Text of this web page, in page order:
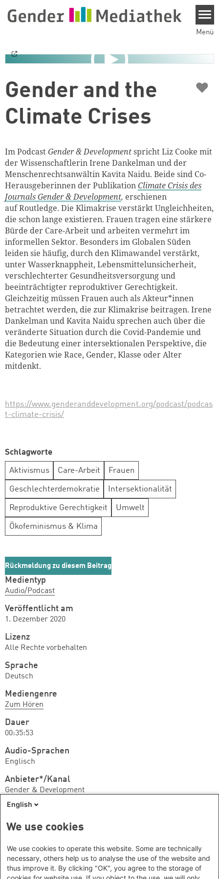
Menü
Gender and the
Climate Crises
♥
Im PodcastGender & Developmentspricht Liz Cooke mit
der Wissenschaftlerin Irene Dankelman und der
Menschenrechtsanwältin Kavita Naidu. Beide sind Co-
Herausgeberinnen der PublikationClimate Crisis des
Journals Gender & Development, erschienen
auf Routledge. Die Klimakrise verstärkt Ungleichheiten,
die schon lange existieren. Frauen tragen eine stärkere
Bürde der Care-Arbeit und arbeiten vermehrt im
informellen Sektor. Besonders im Globalen Süden
leiden sie häufig, durch den Klimawandel verstärkt,
unter Wasserknappheit, Lebensmittelunsicherheit,
verschlechterter Gesundheitsversorgung und
beeinträchtigter reproduktiver Gerechtigkeit.
Gleichzeitig müssen Frauen auch als Akteur*innen
betrachtet werden, die zur Klimakrise beitragen. Irene
Dankelman und Kavita Naidu sprechen auch über die
veränderte Situation durch die Covid-Pandemie und
die Bedeutung einer intersektionalen Perspektive, die
Kategorien wie Race, Gender, Klasse oder Alter
mitdenkt.
https://www.genderanddevelopment.org/podcast/podcas
t-climate-crisis/
Schlagworte
Aktivismus Care-Arbeit Frauen
Geschlechterdemokratie Intersektionalität
Reproduktive Gerechtigkeit Umwelt
Ökofeminismus & Klima
Rückmeldung zu diesem Beitrag
Medientyp
Audio/Podcast
Veröffentlicht am
1. Dezember 2020
Lizenz
Alle Rechte vorbehalten
Sprache
Deutsch
Mediengenre
Zum Hören
Dauer
00:35:53
Audio-Sprachen
Englisch
Anbieter*/Kanal
Gender & Development
Beteiligte
Wir können nicht garantieren, dass das Medium
noch verfügbar ist. Wenden Sie sich ggf. bitte an die
Anbieterin/den Anbieter.
English
We use cookies
We use cookies to operate this website. Some are technically
necessary, others help us to analyse the use of the website and
thus improve it. By clicking "OK", you agree to the storage of